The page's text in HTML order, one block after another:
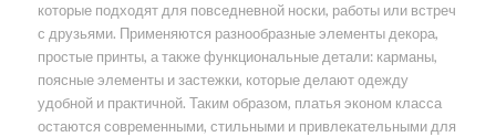
которые подходят для повседневной носки, работы или встреч
с друзьями. Применяются разнообразные элементы декора,
простые принты, а также функциональные детали: карманы,
поясные элементы и застежки, которые делают одежду
удобной и практичной. Таким образом, платья эконом класса
остаются современными, стильными и привлекательными для